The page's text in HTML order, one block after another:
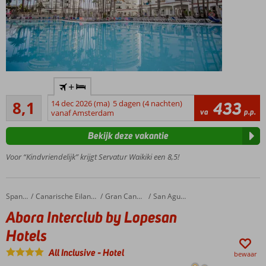
in Playa
del
Inglés
leeftijden
shuttle
naar
het
strand
Trendy &
moderne
8,1
Zeer goed
121
beoordelingen
+
14 dec 2026 (ma) 5 dagen (4 nachten)
vanaf Amsterdam
va 433 p.p.
Voor “Kindvriendelijk” krijgt Servatur Waikiki een 8,5!
Bekijk deze vakantie
Home Spanje Canarische Eilanden Gran Canaria San Agustin
Abora Interclub by Lopesan Hotels
Abora Interclub by Lopesan
Hotels
All Inclusive-Hotel bewaar